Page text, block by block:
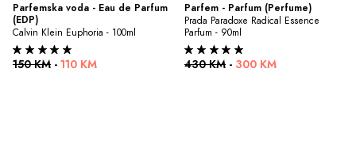
Parfemska voda - Eau de Parfum
(EDP)
Calvin Klein Euphoria - 100ml
150 KM - 110 KM
Parfem - Parfum (Perfume)
Prada Paradoxe Radical Essence
Parfum - 90ml
430 KM - 300 KM